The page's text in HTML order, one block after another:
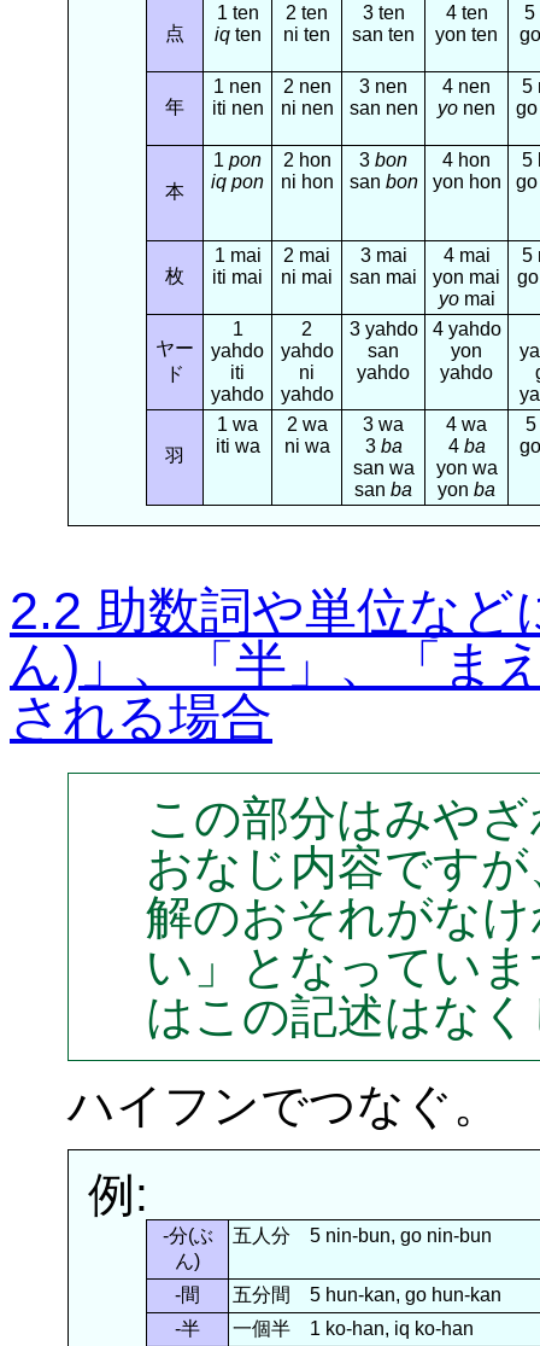
点
1 ten
iqten
2 ten
ni ten
3 ten
san ten
4 ten
yon ten
5
年
1 nen
iti nen
2 nen
ni nen
3 nen
san nen
4 nen
yo nen
5
本
1 pon
iq pon
2 hon
ni hon
3 bon
san bon
4 hon
yon hon
5
枚
1 mai
iti mai
2 mai
ni mai
3 mai
san mai
4 mai
yon mai
yomai
5
ヤー
ド
1
yahdo
iti
yahdo
2
yahdo
ni
yahdo
3 yahdo
san
yahdo
4 yahdo
yon
yahdo
羽
1 wa
iti wa
2 wa
ni wa
3 wa
3 ba
san wa
san ba
4 wa
4 ba
yon wa
yon ba
5
2.2 助数詞や単位など
ん)」、「半」、「ま
される場合
この部分はみや
おなじ内容です
解のおそれがな
い」となってい
はこの記述はな
ハイフンでつなぐ。
例:
-分(ぶ
ん)
五人分 5 nin-bun, go nin-bun
-間
五分間 5 hun-kan, go hun-kan
-半
一個半 1 ko-han, iq ko-han